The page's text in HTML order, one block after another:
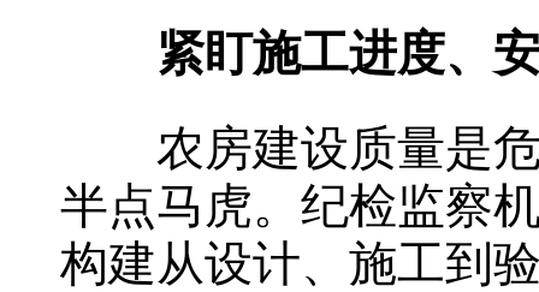
紧盯施工进度、安
农房建设质量是危
半点马虎。纪检监察
构建从设计、施工到